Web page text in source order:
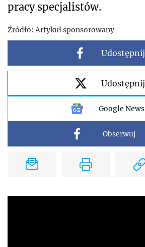
pracy specjalistów.
Źródło:Artykuł sponsorowany
Udostępnij
Udostępnij
Google News
Obserwuj